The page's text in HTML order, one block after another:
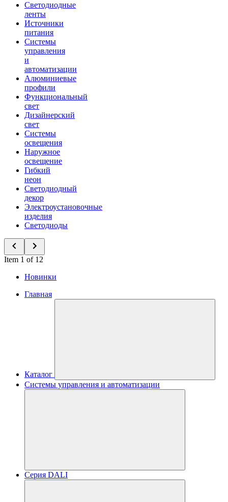
Светодиодные
ленты
Источники
питания
Системы
управления
и
автоматизации
Алюминиевые
профили
Функциональный
свет
Дизайнерский
свет
Системы
освещения
Наружное
освещение
Гибкий
неон
Светодиодный
декор
Электроустановочные
изделия
Светодиоды
Item 1 of 12
Новинки
Главная
Каталог
Системы управления и автоматизации
Серия DALI